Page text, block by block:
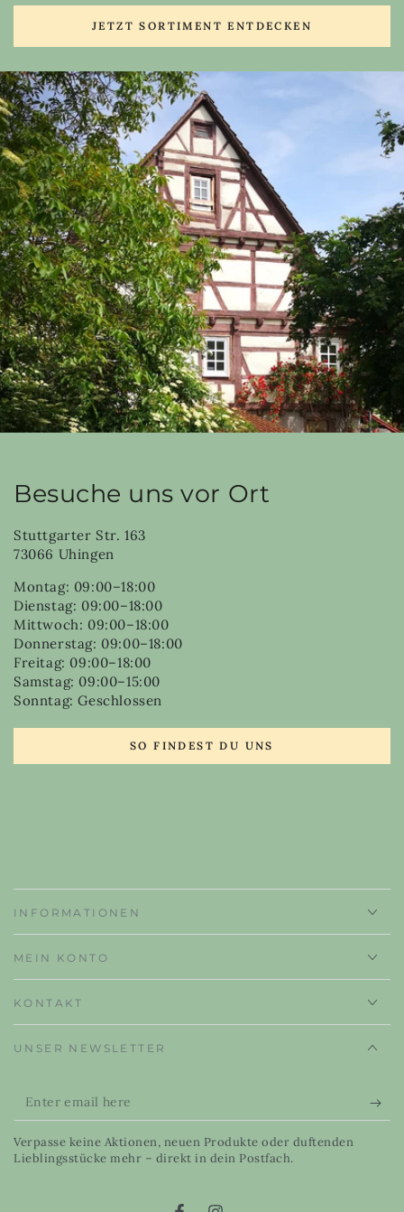
JETZT SORTIMENT ENTDECKEN
Besuche uns vor Ort
Stuttgarter Str. 163
73066 Uhingen
Montag: 09:00–18:00
Dienstag: 09:00–18:00
Mittwoch: 09:00–18:00
Donnerstag: 09:00–18:00
Freitag: 09:00–18:00
Samstag: 09:00–15:00
Sonntag: Geschlossen
SO FINDEST DU UNS
INFORMATIONEN
MEIN KONTO
KONTAKT
UNSER NEWSLETTER
Enter
email
here
Verpasse keine Aktionen, neuen Produkte oder duftenden
Lieblingsstücke mehr – direkt in dein Postfach.